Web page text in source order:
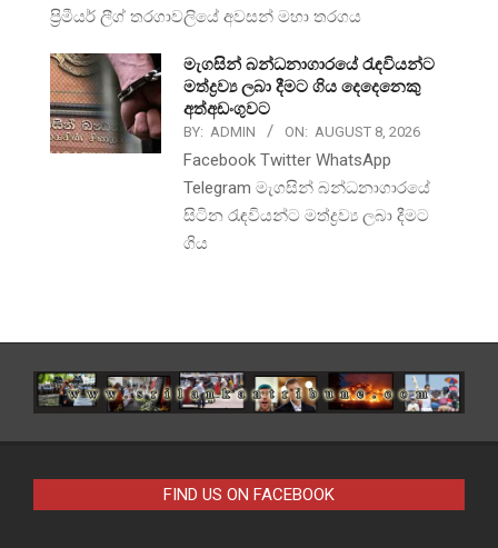
ප්‍රිමීයර් ලීග් තරගාවලියේ අවසන් මහා තරගය
මැගසින් බන්ධනාගාරයේ රැඳවියන්ට
මත්ද්‍රව්‍ය ලබා දීමට ගිය දෙදෙනෙකු
අත්අඩංගුවට
BY: ADMIN ON: AUGUST 8, 2026
Facebook Twitter WhatsApp
Telegram මැගසින් බන්ධනාගාරයේ
සිටින රැඳවියන්ට මත්ද්‍රව්‍ය ලබා දීමට
ගිය
FIND US ON FACEBOOK